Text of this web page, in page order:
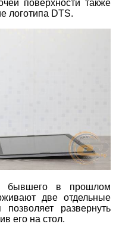
поверхности также
логотипа DTS.
бывшего в прошлом
две отдельные
развернуть
его на стол.